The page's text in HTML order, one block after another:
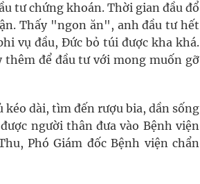
tư chứng khoán. Thời gian đầu đổ
Thấy "ngon ăn", anh đầu tư hết
vụ đầu, Đức bỏ túi được kha khá.
thêm để đầu tư với mong muốn gỡ
kéo dài, tìm đến rượu bia, dần sống
người thân đưa vào Bệnh viện
Phó Giám đốc Bệnh viện chẩn